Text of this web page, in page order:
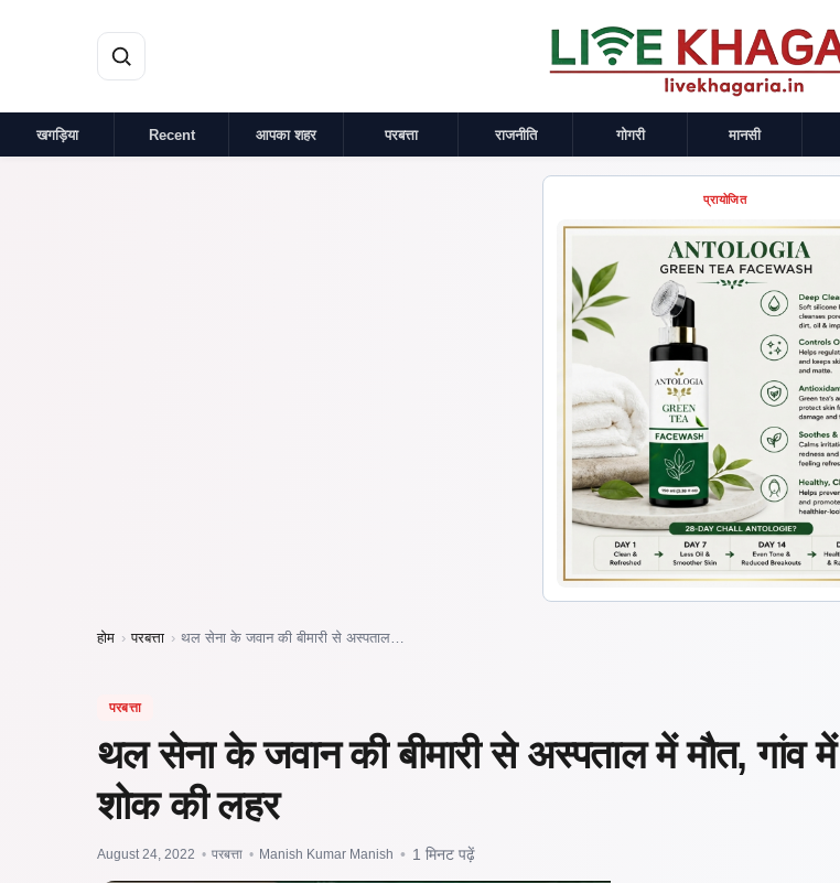
खगड़िया Recent आपका शहर परबत्ता राजनीति गोगरी मानसी
प्रायोजित
होम › परबत्ता › थल सेना के जवान की बीमारी से अस्पताल…
परबत्ता
थल सेना के जवान की बीमारी से अस्पताल में मौत, गांव में
शोक की लहर
August 24, 2022 • परबत्ता • Manish Kumar Manish • 1 मिनट पढ़ें